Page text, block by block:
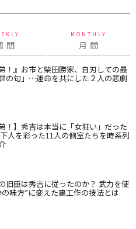
間
MONTHLY
月 間
！』お市と柴田勝家、自刃しての最
の句」…運命を共にした２人の悲劇
！】秀吉は本当に「女狂い」だった
人を彩った11人の側室たちを時系列
旧臣は秀吉に従ったのか？ 武力を使
味方”に変えた裏工作の技法とは